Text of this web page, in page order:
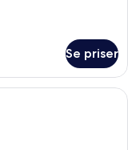
Se priser
med två sängar, ett